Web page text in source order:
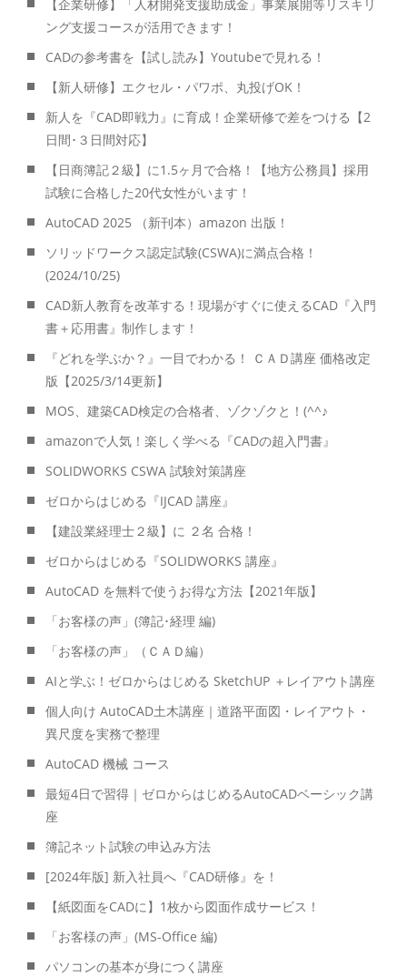
【企業研修】「人材開発支援助成金」事業展開等リスキリ
ング支援コースが活用できます！
CADの参考書を【試し読み】Youtubeで見れる！
【新人研修】エクセル・パワポ、丸投げOK！
新人を『CAD即戦力』に育成！企業研修で差をつける【2
日間･３日間対応】
【日商簿記２級】に1.5ヶ月で合格！【地方公務員】採用
試験に合格した20代女性がいます！
AutoCAD 2025 （新刊本）amazon 出版！
ソリッドワークス認定試験(CSWA)に満点合格！
(2024/10/25)
CAD新人教育を改革する！現場がすぐに使えるCAD『入門
書＋応用書』制作します！
『どれを学ぶか？』一目でわかる！ ＣＡＤ講座 価格改定
版【2025/3/14更新】
MOS、建築CAD検定の合格者、ゾクゾクと！(^^♪
amazonで人気！楽しく学べる『CADの超入門書』
SOLIDWORKS CSWA 試験対策講座
ゼロからはじめる『IJCAD 講座』
【建設業経理士２級】に ２名 合格！
ゼロからはじめる『SOLIDWORKS 講座』
AutoCAD を無料で使うお得な方法【2021年版】
「お客様の声」(簿記･経理 編)
「お客様の声」（ＣＡＤ編）
AIと学ぶ！ゼロからはじめる SketchUP ＋レイアウト講座
個人向け AutoCAD土木講座｜道路平面図・レイアウト・
異尺度を実務で整理
AutoCAD 機械 コース
最短4日で習得｜ゼロからはじめるAutoCADベーシック講
座
簿記ネット試験の申込み方法
[2024年版] 新入社員へ『CAD研修』を！
【紙図面をCADに】1枚から図面作成サービス！
「お客様の声」(MS-Office 編)
パソコンの基本が身につく講座